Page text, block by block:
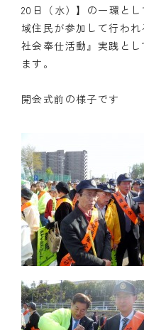
クラブのあゆみ
クラブの歴史
記念誌
例会場・事務局の案内
リンク集
情報公開
入会のご案内
20日（水）】の一環と
域住民が参加して行わ
社会奉仕活動』実践と
ます。
開会式前の様子です